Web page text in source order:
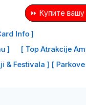
⏩ Купите
Info ]
]
[ Top Atrakcije
& Festivala ] [